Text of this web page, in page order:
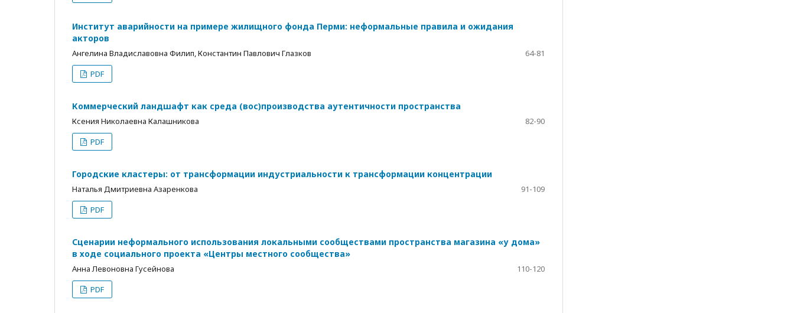
Институт аварийности на примере жилищного фонда Перми: неформальные правила и ожидания
акторов
Ангелина Владиславовна Филип, Константин Павлович Глазков
64-81
PDF
Коммерческий ландшафт как среда (вос)производства аутентичности пространства
Ксения Николаевна Калашникова
82-90
PDF
Городские кластеры: от трансформации индустриальности к трансформации концентрации
Наталья Дмитриевна Азаренкова
91-109
PDF
Сценарии неформального использования локальными сообществами пространства магазина «у дома»
в ходе социального проекта «Центры местного сообщества»
Анна Левоновна Гусейнова
110-120
PDF